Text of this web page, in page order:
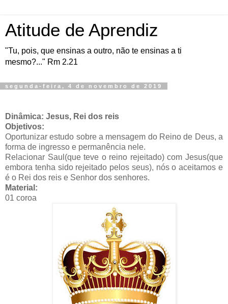
Atitude de Aprendiz
"Tu, pois, que ensinas a outro, não te ensinas a ti
mesmo?..." Rm 2.21
segunda-feira, 4 de novembro de 2019
Dinâmica: Jesus, Rei dos reis
Objetivos:
Oportunizar estudo sobre a mensagem do Reino de Deus, a
forma de ingresso e permanência nele.
Relacionar Saul(que teve o reino rejeitado) com Jesus(que
embora tenha sido rejeitado pelos seus), nós o aceitamos e
é o Rei dos reis e Senhor dos senhores.
Material:
01 coroa